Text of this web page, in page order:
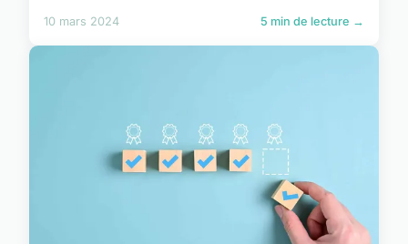
10 mars 2024 5 min de lecture →